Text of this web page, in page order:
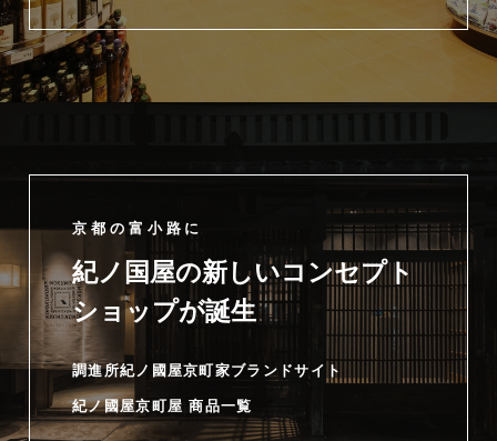
京都の富小路に
紀ノ国屋の新しいコンセプト
ショップが誕生
調進所紀ノ國屋京町家ブランドサイト
紀ノ國屋京町屋 商品一覧